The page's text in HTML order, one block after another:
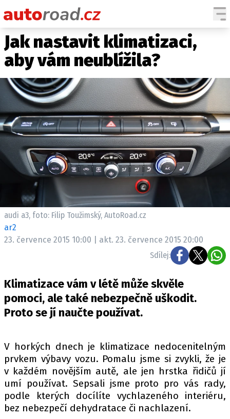
AUTA
TESTY AUT
NOVINKY
SPY
HISTORIE
ZAJÍMAVOSTI
TECHNIKA
EKONOMIKA
TUNING
PROFI
ELEKTRO
TESTY ELEKTROMOBILŮ
TRH S ELEKTROMOBILY
RALLY
TISKOVKY
ROZHOVORY
DAKAR
Z DOMOVA
ZE SVĚTA
Jak nastavit klimatizaci,
aby vám neublížila?
audi a3, foto: Filip Toužimský, AutoRoad.cz
ar2
23. července 2015 10:00 | akt. 23. července 2015 20:00
Sdílej:
Klimatizace vám v létě může skvěle
pomoci, ale také nebezpečně uškodit.
Proto se jí naučte používat.
V horkých dnech je klimatizace nedocenitelným
prvkem výbavy vozu. Pomalu jsme si zvykli, že je
v každém novějším autě, ale jen hrstka řidičů jí
umí používat. Sepsali jsme proto pro vás rady,
podle kterých docílíte vychlazeného interiéru,
bez nebezpečí dehydratace či nachlazení.